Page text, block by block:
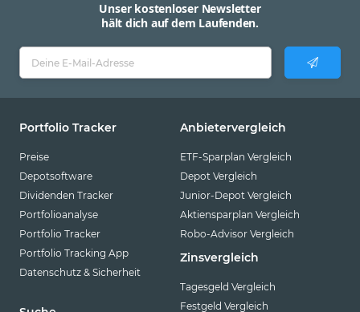
Unser kostenloser Newsletter
hält dich auf dem Laufenden.
Portfolio Tracker
Preise
Depotsoftware
Dividenden Tracker
Portfolioanalyse
Portfolio Tracker
Portfolio Tracking App
Datenschutz & Sicherheit
Anbietervergleich
ETF-Sparplan Vergleich
Depot Vergleich
Junior-Depot Vergleich
Aktiensparplan Vergleich
Robo-Advisor Vergleich
Zinsvergleich
Tagesgeld Vergleich
Festgeld Vergleich